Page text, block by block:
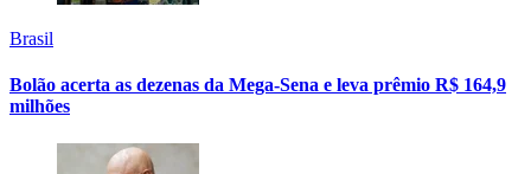
Brasil
Bolão acerta as dezenas da Mega-Sena e leva prêmio R$ 164,9
milhões